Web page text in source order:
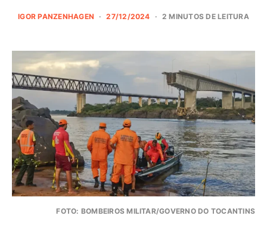
IGOR PANZENHAGEN 27/12/2024 2 MINUTOS DE LEITURA
FOTO: BOMBEIROS MILITAR/GOVERNO DO TOCANTINS